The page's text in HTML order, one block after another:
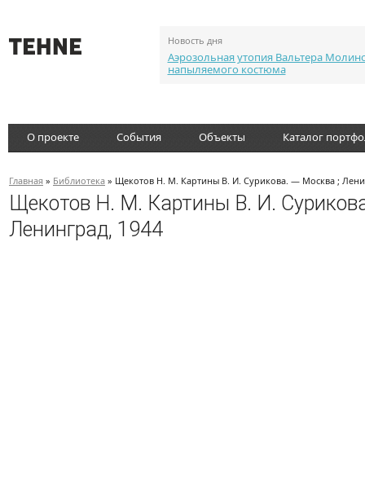
Новость дня
Аэрозольная утопия Вальтера
напыляемого костюма
О проекте События Объекты Каталог
Главная » Библиотека » Щекотов Н. М. Картины В. И. Сурикова. — Москва ;
Щекотов Н. М. Картины В. И.
Ленинград, 1944